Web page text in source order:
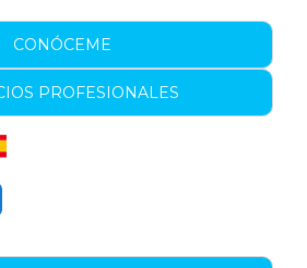
CONÓCEME
PROFESIONALES